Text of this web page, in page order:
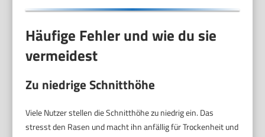
Häufige Fehler und wie du sie
vermeidest
Zu niedrige Schnitthöhe
Viele Nutzer stellen die Schnitthöhe zu niedrig ein. Das
stresst den Rasen und macht ihn anfällig für Trockenheit und